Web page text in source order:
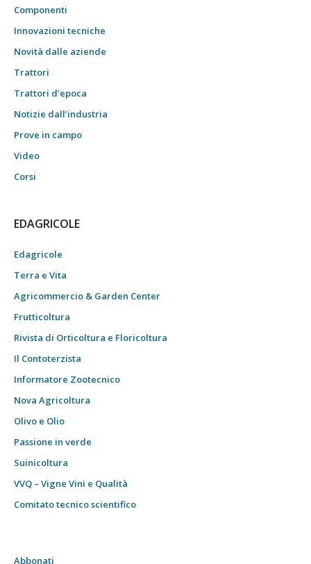
Componenti
Innovazioni tecniche
Novità dalle aziende
Trattori
Trattori d’epoca
Notizie dall’industria
Prove in campo
Video
Corsi
EDAGRICOLE
Edagricole
Terra e Vita
Agricommercio & Garden Center
Frutticoltura
Rivista di Orticoltura e Floricoltura
Il Contoterzista
Informatore Zootecnico
Nova Agricoltura
Olivo e Olio
Passione in verde
Suinicoltura
VVQ – Vigne Vini e Qualità
Comitato tecnico scientifico
Abbonati